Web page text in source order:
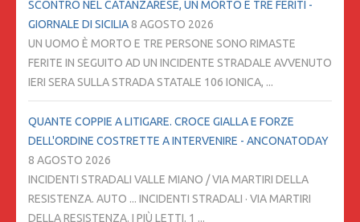
SCONTRO NEL CATANZARESE, UN MORTO E TRE FERITI -
GIORNALE DI SICILIA8 AGOSTO 2026
UN UOMO È MORTO E TRE PERSONE SONO RIMASTE
FERITE IN SEGUITO AD UN INCIDENTE STRADALE AVVENUTO
IERI SERA SULLA STRADA STATALE 106 IONICA, ...
QUANTE COPPIE A LITIGARE. CROCE GIALLA E FORZE
DELL'ORDINE COSTRETTE A INTERVENIRE - ANCONATODAY
8 AGOSTO 2026
INCIDENTI STRADALI VALLE MIANO / VIA MARTIRI DELLA
RESISTENZA. AUTO ... INCIDENTI STRADALI · VIA MARTIRI
DELLA RESISTENZA. I PIÙ LETTI. 1 ...